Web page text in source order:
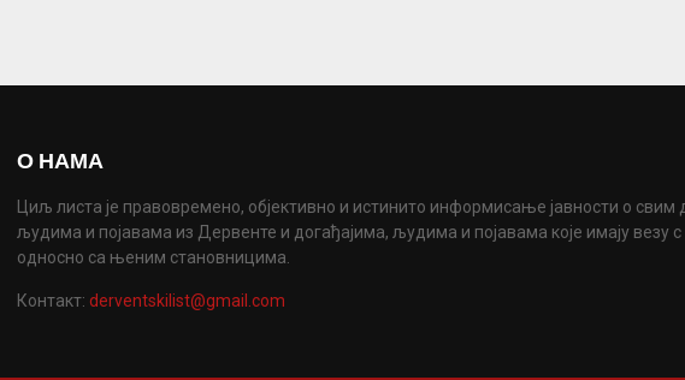
О НАМА
Циљ листа је правовремено, објективно и истинито информисање јавности о свим
људима и појавама из Дервенте и догађајима, људима и појавама које имају везу
односно са њеним становницима.
Контакт: derventskilist@gmail.com